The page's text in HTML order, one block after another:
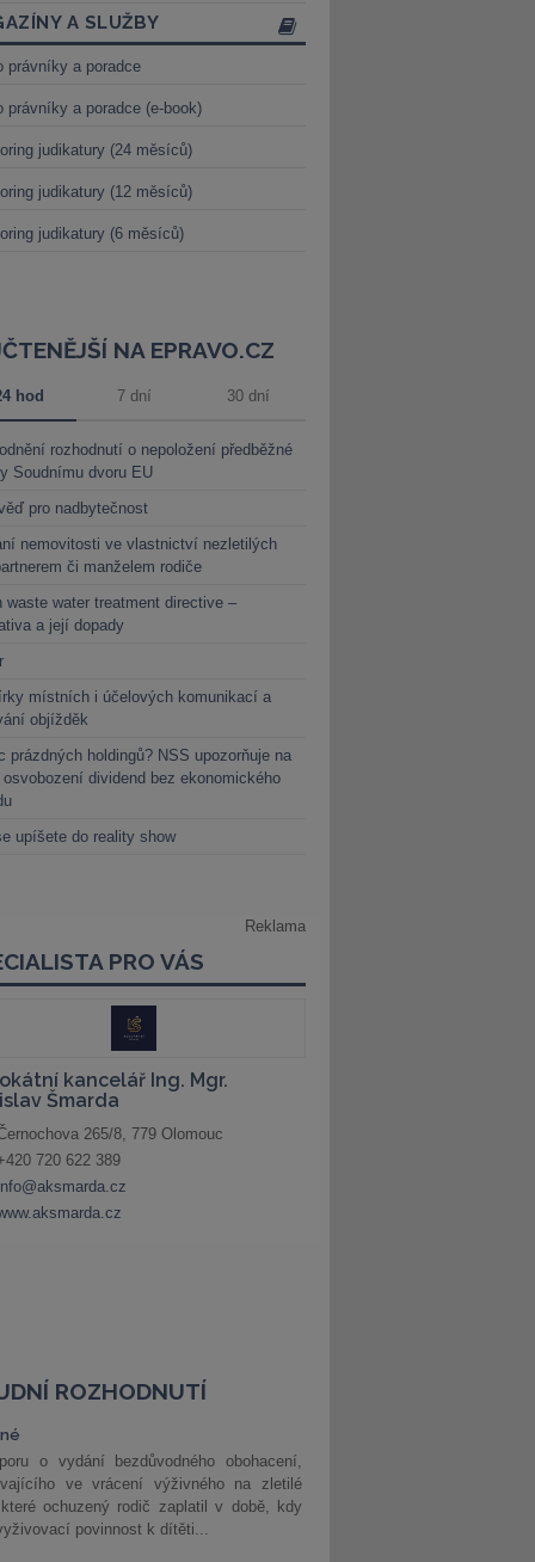
A SLUŽBY
právníky a poradce
právníky a poradce (e-book)
judikatury (24 měsíců)
judikatury (12 měsíců)
judikatury (6 měsíců)
NA EPRAVO.CZ
hod 7 dní 30 dní
rozhodnutí o nepoložení předběžné
Soudnímu dvoru EU
pro nadbytečnost
nemovitosti ve vlastnictví nezletilých
či manželem rodiče
waste water treatment directive –
a její dopady
místních i účelových komunikací a
objížděk
prázdných holdingů? NSS upozorňuje na
osvobození dividend bez ekonomického
upíšete do reality show
ROZHODNUTÍ
o vydání bezdůvodného obohacení,
ve vrácení výživného na zletilé
ochuzený rodič zaplatil v době, kdy
povinnost k dítěti...